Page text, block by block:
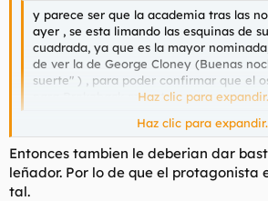
y parece ser que la academia tras las
ayer , se esta limando las esquinas de
cuadrada, ya que es la mayor
de ver la de George Cloney (Buenas
suerte" ) , para poder confirmar que el
para Brokeback mountain.
Haz clic para
¿Por qué hay gente con Internet que
oscars los dan siguiendo un criterio
Puede que le den un oscar, pero desde
Haz clic para
Entonces tambien le deberian dar
leñador. Por lo de que el protagonista
tal.